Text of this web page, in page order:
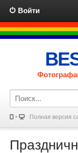
Войти
Полная версия